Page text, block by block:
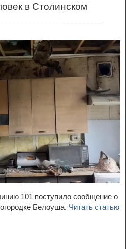
в Столинском
101 поступило сообщение о
Белоуша. Читать статью